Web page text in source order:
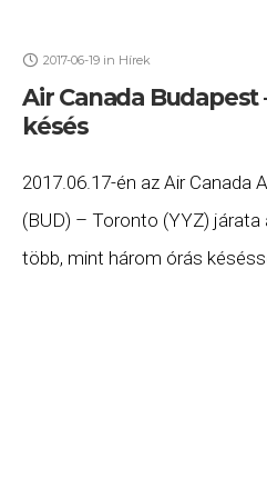
2017-06-19 in Hírek
Air Canada Budapest
késés
2017.06.17-én az Air Canada
(BUD) – Toronto (YYZ)
több, mint három órás